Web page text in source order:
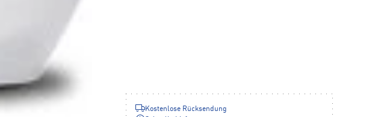
Kostenlose Rücksendung